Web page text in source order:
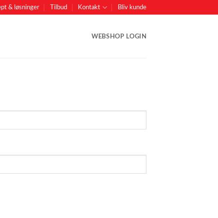
& løsninger Tilbud Kontakt Bliv kunde
WEBSHOP LOGIN